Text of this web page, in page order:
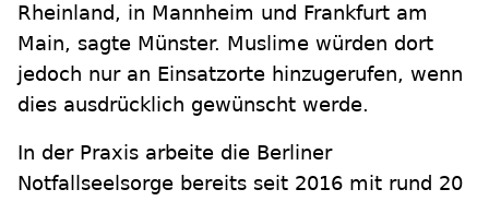
Rheinland, in Mannheim und Frankfurt am
Main, sagte Münster. Muslime würden dort
jedoch nur an Einsatzorte hinzugerufen, wenn
dies ausdrücklich gewünscht werde.
In der Praxis arbeite die Berliner
Notfallseelsorge bereits seit 2016 mit rund 20